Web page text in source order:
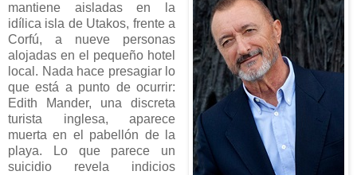
mantiene aisladas en la
idílica isla de Utakos, frente a
Corfú, a nueve personas
alojadas en el pequeño hotel
local. Nada hace presagiar lo
que está a punto de ocurrir:
Edith Mander, una discreta
turista inglesa, aparece
muerta en el pabellón de la
playa. Lo que parece un
suicidio revela indicios